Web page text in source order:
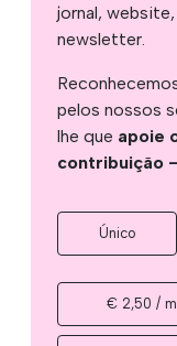
jornal,
newsletter.
pelos nossos
lhe que apoie
contribuição
Único
€ 2,50 /